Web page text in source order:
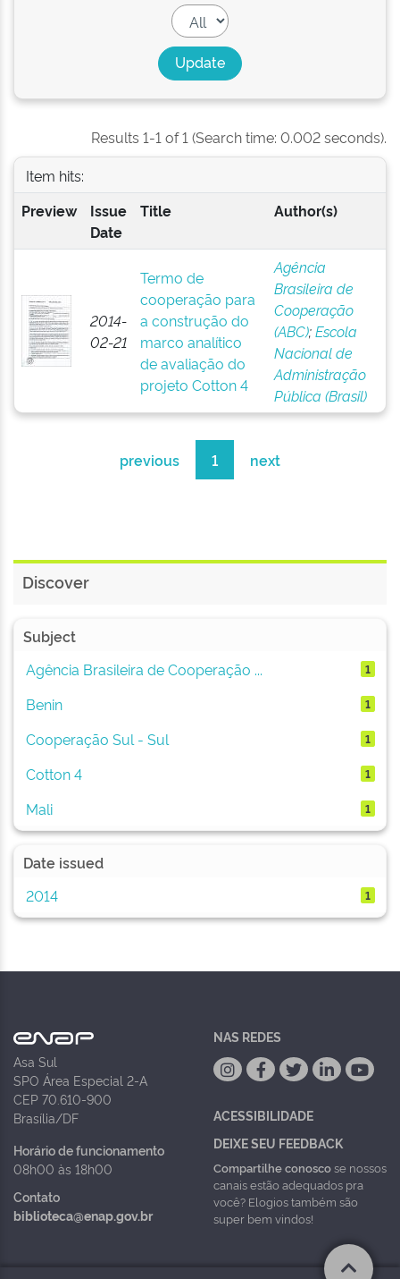
Results 1-1 of 1 (Search time: 0.002 seconds).
Item hits:
Preview
Issue
Date
Title Author(s)
2014-
02-21
Termo de
cooperação para
a construção do
marco analítico
de avaliação do
projeto Cotton 4
Agência
Brasileira de
Cooperação
(ABC);Escola
Nacional de
Administração
Pública (Brasil)
previous 1 next
Discover
Subject
Agência Brasileira de Cooperação ...
1
Benin 1
Cooperação Sul - Sul 1
Cotton 4 1
Mali 1
Date issued
2014
1
Asa Sul
SPO Área Especial 2-A
CEP 70.610-900
Brasília/DF
Horário de funcionamento
08h00 às 18h00
Contato
biblioteca@enap.gov.br
NAS REDES
ACESSIBILIDADE
DEIXE SEU FEEDBACK
Compartilhe conoscose nossos
canais estão adequados pra
você? Elogios também são
super bem vindos!